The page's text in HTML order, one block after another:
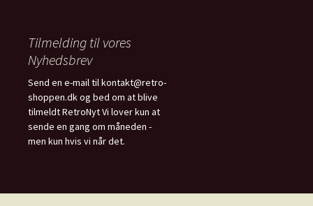
Tilmelding til vores
Nyhedsbrev
Send en e-mail til kontakt@retro-
shoppen.dk og bed om at blive
tilmeldt RetroNyt Vi lover kun at
sende en gang om måneden -
men kun hvis vi når det.